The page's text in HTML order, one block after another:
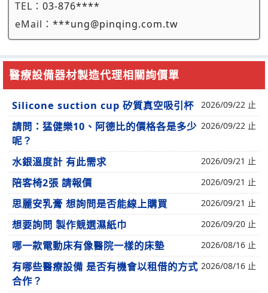
TEL： 03-876****
eMail： ***ung@pinqing.com.tw
醫療設備器材製造代理相關詢價單
Silicone suction cup 矽質真空吸引杯 2026/09/22 止
請問：猛健樂10、阿德比的價格各是多少
呢？
2026/09/22 止
水銀溫度計 有此需求 2026/09/21 止
陪客椅2張 請報價 2026/09/21 止
思麗安乳膏 想詢問是否能線上購買 2026/09/21 止
想要詢問 製作競選濕紙巾 2026/09/20 止
哪一款電動床有像醫院一樣的床墊 2026/08/16 止
有哪些醫療設備 是否有機會以租借的方式
合作？
2026/08/16 止